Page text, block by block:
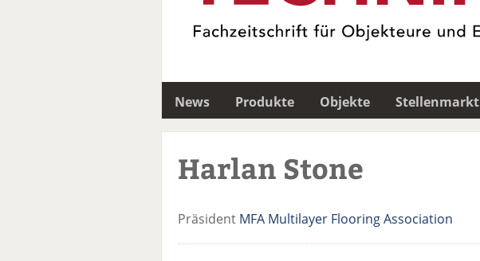
News Produkte Objekte
Stellenmarkt
Harlan Stone
Präsident MFA Multilayer Flooring Association